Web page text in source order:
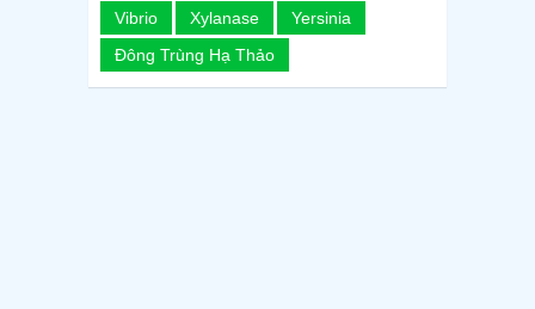
Vibrio
Xylanase
Yersinia
Đông Trùng Hạ Thảo